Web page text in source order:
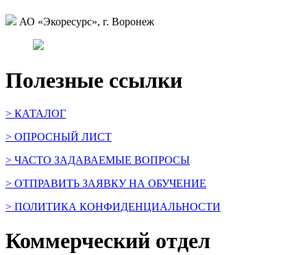
АО «Экоресурс», г. Воронеж
Полезные ссылки
> КАТАЛОГ
> ОПРОСНЫЙ ЛИСТ
> ЧАСТО ЗАДАВАЕМЫЕ ВОПРОСЫ
> ОТПРАВИТЬ ЗАЯВКУ НА ОБУЧЕНИЕ
> ПОЛИТИКА КОНФИДЕНЦИАЛЬНОСТИ
Коммерческий отдел